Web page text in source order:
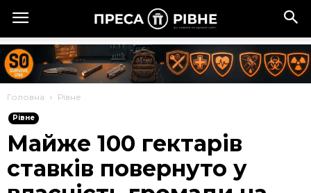
Головна Рівне
Рівне
Майже 100 гектарів
ставків повернуто у